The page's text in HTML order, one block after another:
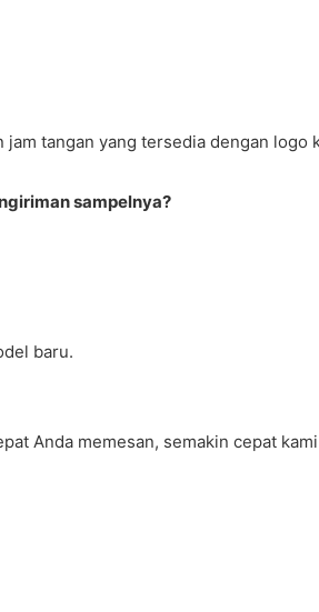
tangan yang tersedia dengan logo
sampelnya?
baru.
Anda memesan, semakin cepat